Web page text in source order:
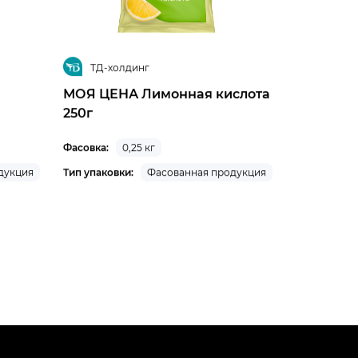
ТД-холдинг
МОЯ ЦЕНА Лимонная кислота
250г
Фасовка:
0,25 кг
Тип упаковки:
Фасованная продукция